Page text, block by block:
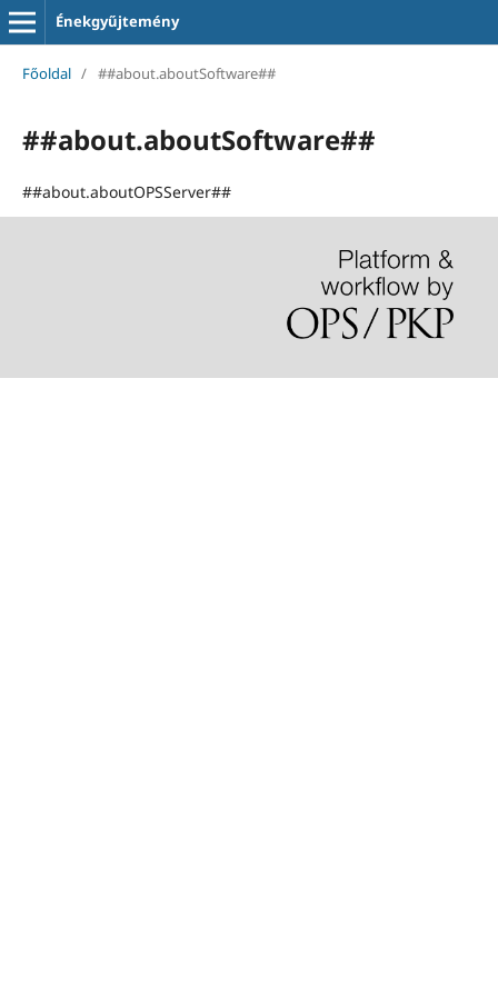
Énekgyűjtemény
Főoldal / ##about.aboutSoftware##
##about.aboutSoftware##
##about.aboutOPSServer##